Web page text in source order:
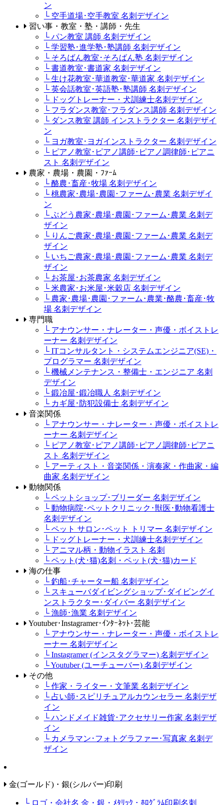
ン
└ 空手道場･空手教室 名刺デザイン
習い事・教室・塾・講師・先生
└ パン教室 講師 名刺デザイン
└ 学習塾･進学塾･塾講師 名刺デザイン
└ そろばん教室･そろばん塾 名刺デザイン
└ 書道教室･書道家 名刺デザイン
└ 生け花教室･華道教室･華道家 名刺デザイン
└ 英会話教室･英語塾･塾講師 名刺デザイン
└ ドッグトレーナー・犬訓練士名刺デザイン
└ フラダンス教室･フラダンス講師 名刺デザイン
└ ダンス教室 講師 インストラクター 名刺デザイ
ン
└ ヨガ教室･ヨガインストラクター 名刺デザイン
└ ピアノ教室･ピアノ講師･ピアノ調律師･ピアニ
スト 名刺デザイン
農家・農場・農園・ﾌｧｰﾑ
└ 酪農･畜産･牧場 名刺デザイン
└ 桃農家･農場･農園･ファーム･農業 名刺デザイ
ン
└ ぶどう農家･農場･農園･ファーム･農業 名刺デ
ザイン
└ りんご農家･農場･農園･ファーム･農業 名刺デ
ザイン
└ いちご農家･農場･農園･ファーム･農業 名刺デ
ザイン
└ お茶屋･お茶農家 名刺デザイン
└ 米農家･お米屋･米穀店 名刺デザイン
└ 農家･農場･農園･ファーム･農業･酪農･畜産･牧
場 名刺デザイン
専門職
└ アナウンサー・ナレーター・声優・ボイストレ
ーナー 名刺デザイン
└ ITコンサルタント・システムエンジニア(SE)・
プログラマー 名刺デザイン
└ 機械メンテナンス・整備士・エンジニア 名刺
デザイン
└ 鍛冶屋･鍛冶職人 名刺デザイン
└ カギ屋･防犯設備士 名刺デザイン
音楽関係
└ アナウンサー・ナレーター・声優・ボイストレ
ーナー 名刺デザイン
└ ピアノ教室･ピアノ講師･ピアノ調律師･ピアニ
スト 名刺デザイン
└ アーティスト・音楽関係・演奏家・作曲家・編
曲家 名刺デザイン
動物関係
└ ペットショップ･ブリーダー 名刺デザイン
└ 動物病院･ペットクリニック･獣医･動物看護士
名刺デザイン
└ ペット サロン･ペット トリマー 名刺デザイン
└ ドッグトレーナー・犬訓練士名刺デザイン
└ アニマル柄・動物イラスト 名刺
└ ペット(犬･猫)名刺・ペット(犬･猫)カード
海の仕事
└ 釣船･チャーター船 名刺デザイン
└ スキューバダイビングショップ･ダイビングイ
ンストラクター･ダイバー 名刺デザイン
└ 漁師･漁業 名刺デザイン
Youtuber･Instagramer･ｲﾝﾀｰﾈｯﾄ･芸能
└ アナウンサー・ナレーター・声優・ボイストレ
ーナー 名刺デザイン
└ Instagramer (インスタグラマー) 名刺デザイン
└ Youtuber (ユーチューバー) 名刺デザイン
その他
└ 作家・ライター・文筆業 名刺デザイン
└ 占い師･スピリチュアルカウンセラー 名刺デザ
イン
└ ハンドメイド雑貨･アクセサリー作家 名刺デザ
イン
└ カメラマン･フォトグラファー･写真家 名刺デ
ザイン
金(ゴールド)・銀(シルバー)印刷
└ ロゴ・会社名 金・銀・ﾒﾀﾘｯｸ・ﾎﾛｸﾞﾗﾑ印刷名刺